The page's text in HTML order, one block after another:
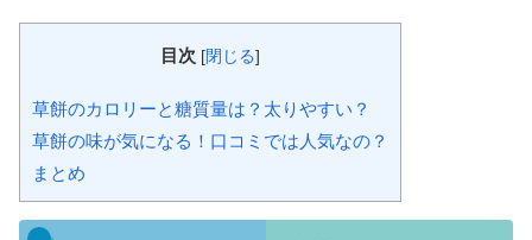
目次 [閉じる]
草餅のカロリーと糖質量は？太りやすい？
草餅の味が気になる！口コミでは人気なの？
まとめ